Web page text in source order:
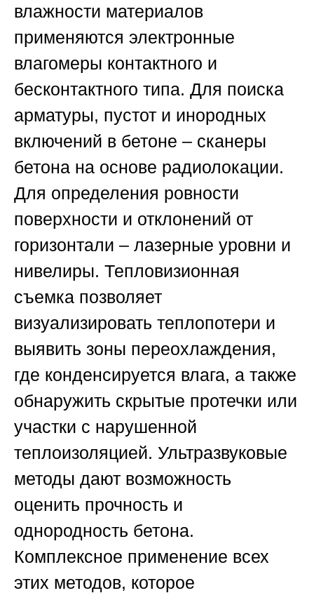
влажности материалов
применяются электронные
влагомеры контактного и
бесконтактного типа. Для поиска
арматуры, пустот и инородных
включений в бетоне – сканеры
бетона на основе радиолокации.
Для определения ровности
поверхности и отклонений от
горизонтали – лазерные уровни и
нивелиры. Тепловизионная
съемка позволяет
визуализировать теплопотери и
выявить зоны переохлаждения,
где конденсируется влага, а также
обнаружить скрытые протечки или
участки с нарушенной
теплоизоляцией. Ультразвуковые
методы дают возможность
оценить прочность и
однородность бетона.
Комплексное применение всех
этих методов, которое